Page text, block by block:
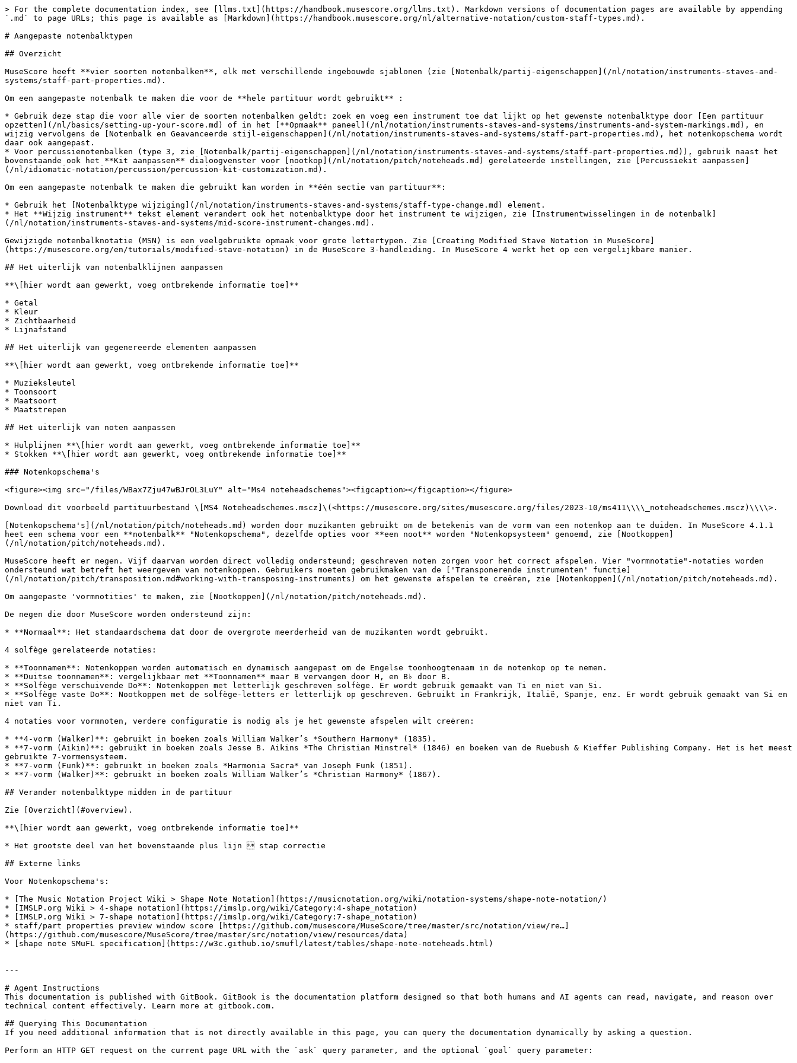
> For the complete documentation index, see [llms.txt](https://handbook.musescore.org/llms.txt). Markdown versions of documentation pages are available by appending
`.md` to page URLs; this page is available as [Markdown](https://handbook.musescore.org/nl/alternative-notation/custom-staff-types.md).
# Aangepaste notenbalktypen
## Overzicht
MuseScore heeft **vier soorten notenbalken**, elk met verschillende ingebouwde sjablonen (zie [Notenbalk/partij-eigenschappen](/nl/notation/instruments-staves-and-
systems/staff-part-properties.md).
Om een ​​aangepaste notenbalk te maken die voor de **hele partituur wordt gebruikt** :
* Gebruik deze stap die voor alle vier de soorten notenbalken geldt: zoek en voeg een instrument toe dat lijkt op het gewenste notenbalktype door [Een partituur
opzetten](/nl/basics/setting-up-your-score.md) of in het [**Opmaak** paneel](/nl/notation/instruments-staves-and-systems/instruments-and-system-markings.md), en
wijzig vervolgens de [Notenbalk en Geavanceerde stijl-eigenschappen](/nl/notation/instruments-staves-and-systems/staff-part-properties.md), het notenkopschema wordt
daar ook aangepast.
* Voor percussienotenbalken (type 3, zie [Notenbalk/partij-eigenschappen](/nl/notation/instruments-staves-and-systems/staff-part-properties.md)), gebruik naast het
bovenstaande ook het **Kit aanpassen** dialoogvenster voor [nootkop](/nl/notation/pitch/noteheads.md) gerelateerde instellingen, zie [Percussiekit aanpassen]
(/nl/idiomatic-notation/percussion/percussion-kit-customization.md).
Om een ​​aangepaste notenbalk te maken die gebruikt kan worden in **één sectie van partituur**:
* Gebruik het [Notenbalktype wijziging](/nl/notation/instruments-staves-and-systems/staff-type-change.md) element.
* Het **Wijzig instrument** tekst element verandert ook het notenbalktype door het instrument te wijzigen, zie [Instrumentwisselingen in de notenbalk]
(/nl/notation/instruments-staves-and-systems/mid-score-instrument-changes.md).
Gewijzigde notenbalknotatie (MSN) is een veelgebruikte opmaak voor grote lettertypen. Zie [Creating Modified Stave Notation in MuseScore]
(https://musescore.org/en/tutorials/modified-stave-notation) in de MuseScore 3-handleiding. In MuseScore 4 werkt het op een vergelijkbare manier.
## Het uiterlijk van notenbalklijnen aanpassen
**\[hier wordt aan gewerkt, voeg ontbrekende informatie toe]**
* Getal
* Kleur
* Zichtbaarheid
* Lijnafstand
## Het uiterlijk van gegenereerde elementen aanpassen
**\[hier wordt aan gewerkt, voeg ontbrekende informatie toe]**
* Muzieksleutel
* Toonsoort
* Maatsoort
* Maatstrepen
## Het uiterlijk van noten aanpassen
* Hulplijnen **\[hier wordt aan gewerkt, voeg ontbrekende informatie toe]**
* Stokken **\[hier wordt aan gewerkt, voeg ontbrekende informatie toe]**
### Notenkopschema's
<figure><img src="/files/WBax7Zju47wBJrOL3LuY" alt="Ms4 noteheadschemes"><figcaption></figcaption></figure>
Download dit voorbeeld partituurbestand \[MS4 Noteheadschemes.mscz]\(<https://musescore.org/sites/musescore.org/files/2023-10/ms411\\\\_noteheadschemes.mscz)\\\\>.
[Notenkopschema's](/nl/notation/pitch/noteheads.md) worden door muzikanten gebruikt om de betekenis van de vorm van een notenkop aan te duiden. In MuseScore 4.1.1
heet een schema voor een **notenbalk** "Notenkopschema", dezelfde opties voor **een noot** worden "Notenkopsysteem" genoemd, zie [Nootkoppen]
(/nl/notation/pitch/noteheads.md).
MuseScore heeft er negen. Vijf daarvan worden direct volledig ondersteund; geschreven noten zorgen voor het correct afspelen. Vier "vormnotatie"-notaties worden
ondersteund wat betreft het weergeven van notenkoppen. Gebruikers moeten gebruikmaken van de ['Transponerende instrumenten' functie]
(/nl/notation/pitch/transposition.md#working-with-transposing-instruments) om het gewenste afspelen te creëren, zie [Notenkoppen](/nl/notation/pitch/noteheads.md).
Om aangepaste 'vormnotities' te maken, zie [Nootkoppen](/nl/notation/pitch/noteheads.md).
De negen die door MuseScore worden ondersteund zijn:
* **Normaal**: Het standaardschema dat door de overgrote meerderheid van de muzikanten wordt gebruikt.
4 solfège gerelateerde notaties:
* **Toonnamen**: Notenkoppen worden automatisch en dynamisch aangepast om de Engelse toonhoogtenaam in de notenkop op te nemen.
* **Duitse toonnamen**: vergelijkbaar met **Toonnamen** maar B vervangen door H, en B♭ door B.
* **Solfège verschuivende Do**: Notenkoppen met letterlijk geschreven solfège. Er wordt gebruik gemaakt van Ti en niet van Si.
* **Solfège vaste Do**: Nootkoppen met de solfège-letters er letterlijk op geschreven. Gebruikt in Frankrijk, Italië, Spanje, enz. Er wordt gebruik gemaakt van Si en
niet van Ti.
4 notaties voor vormnoten, verdere configuratie is nodig als je het gewenste afspelen wilt creëren:
* **4-vorm (Walker)**: gebruikt in boeken zoals William Walker’s *Southern Harmony* (1835).
* **7-vorm (Aikin)**: gebruikt in boeken zoals Jesse B. Aikins *The Christian Minstrel* (1846) en boeken van de Ruebush & Kieffer Publishing Company. Het is het meest
gebruikte 7-vormensysteem.
* **7-vorm (Funk)**: gebruikt in boeken zoals *Harmonia Sacra* van Joseph Funk (1851).
* **7-vorm (Walker)**: gebruikt in boeken zoals William Walker’s *Christian Harmony* (1867).
## Verander notenbalktype midden in de partituur
Zie [Overzicht](#overview).
**\[hier wordt aan gewerkt, voeg ontbrekende informatie toe]**
* Het grootste deel van het bovenstaande plus lijn  stap correctie
## Externe links
Voor Notenkopschema's:
* [The Music Notation Project Wiki > Shape Note Notation](https://musicnotation.org/wiki/notation-systems/shape-note-notation/)
* [IMSLP.org Wiki > 4-shape notation](https://imslp.org/wiki/Category:4-shape_notation)
* [IMSLP.org Wiki > 7-shape notation](https://imslp.org/wiki/Category:7-shape_notation)
* staff/part properties preview window score [https://github.com/musescore/MuseScore/tree/master/src/notation/view/re…]
(https://github.com/musescore/MuseScore/tree/master/src/notation/view/resources/data)
* [shape note SMuFL specification](https://w3c.github.io/smufl/latest/tables/shape-note-noteheads.html)
---
# Agent Instructions
This documentation is published with GitBook. GitBook is the documentation platform designed so that both humans and AI agents can read, navigate, and reason over
technical content effectively. Learn more at gitbook.com.
## Querying This Documentation
If you need additional information that is not directly available in this page, you can query the documentation dynamically by asking a question.
Perform an HTTP GET request on the current page URL with the `ask` query parameter, and the optional `goal` query parameter: